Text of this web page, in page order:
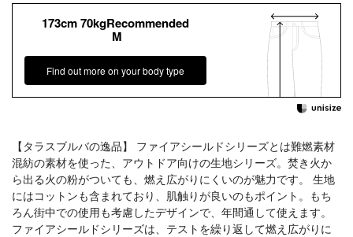
【タラスブルバの逸品】 ファイアシールドシリーズとは難燃素材
混紡の素材を使った、アウトドア向けの生地シリーズ。焚き火か
ら出る火の粉がついても、燃え広がりにくいのが魅力です。 生地
にはコットンも含まれており、肌触りが良いのもポイント。もち
ろん街中での使用も考慮したデザインで、年間通して使えます。
ファイアシールドシリーズは、テストを繰り返して燃え広がりに
173cm 70kgRecommended
M
Find out more on your body type